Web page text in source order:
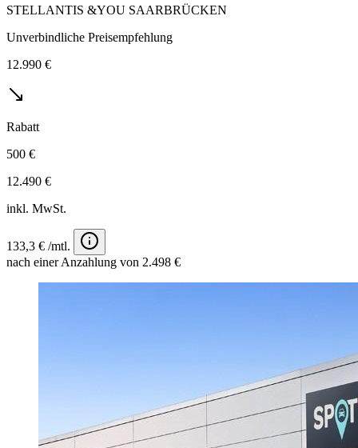
STELLANTIS &YOU SAARBRÜCKEN
Unverbindliche Preisempfehlung
12.990 €
Rabatt
500 €
12.490 €
inkl. MwSt.
133,3 € /mtl.
nach einer Anzahlung von 2.498 €